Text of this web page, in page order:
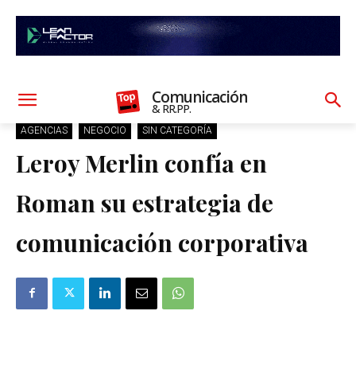
Comunicación
& RR.PP.
AGENCIAS NEGOCIO SIN CATEGORÍA
Leroy Merlin confía en
Roman su estrategia de
comunicación corporativa